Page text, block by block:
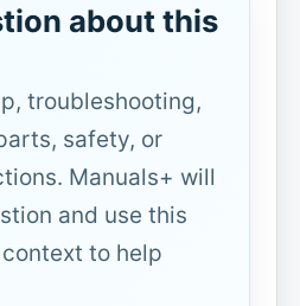
about this
troubleshooting,
safety, or
Manuals+ will
and use this
context to help